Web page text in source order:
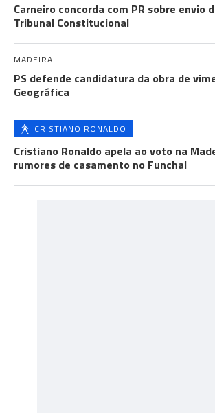
Carneiro concorda com PR sobre envio
Tribunal Constitucional
MADEIRA
PS defende candidatura da obra de
Geográfica
CRISTIANO RONALDO
Cristiano Ronaldo apela ao voto na
rumores de casamento no Funchal